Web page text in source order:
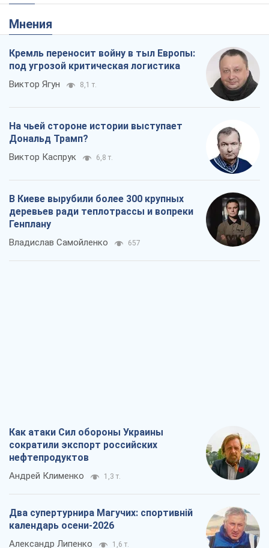
Мнения
Кремль переносит войну в тыл Европы:
под угрозой критическая логистика
Виктор Ягун 8,1 т.
На чьей стороне истории выступает
Дональд Трамп?
Виктор Каспрук 6,8 т.
В Киеве вырубили более 300 крупных
деревьев ради теплотрассы и вопреки
Генплану
Владислав Самойленко 657
Как атаки Сил обороны Украины
сократили экспорт российских
нефтепродуктов
Андрей Клименко 1,3 т.
Два супертурнира Магучих: спортивній
календарь осени-2026
Александр Липенко 1,6 т.